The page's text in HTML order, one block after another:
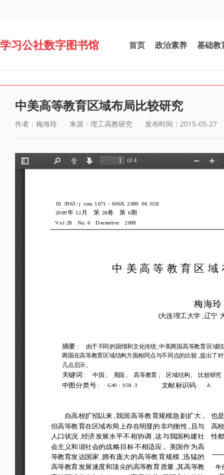
学习公社数字图书馆 首页 政治素养 基础教
中美高等教育区域布局比较研究
作者：梅海玲 来源：理工高教研究 发布时间：2015-05-27